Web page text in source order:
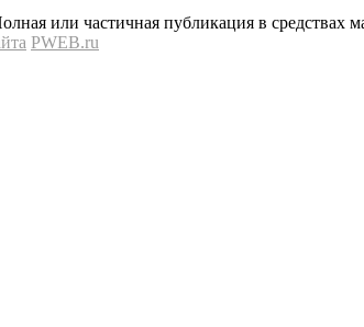
или частичная публикация в средствах
PWEB.ru